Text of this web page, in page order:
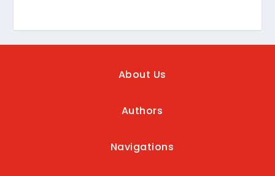
About Us
Authors
Navigations